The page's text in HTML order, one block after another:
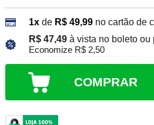
1xde R$ 49,99 no cartão de
R$ 47,49 à vista no boleto ou
Economize R$ 2,50
COMPRAR